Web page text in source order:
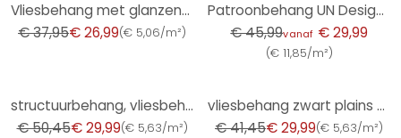
Vliesbehang met glanzende grove structuur groen betonlook
€ 37,95€ 26,99(€ 5,06/m²)
Patroonbehang UN Designs - Fleur de Paris
€ 45,99vanaf € 29,99
(€ 11,85/m²)
structuurbehang, vliesbehang koper
€ 50,45€ 29,99(€ 5,63/m²)
vliesbehang zwart plains voor woonkamer slaapkamer behang marburg
€ 41,45€ 29,99(€ 5,63/m²)